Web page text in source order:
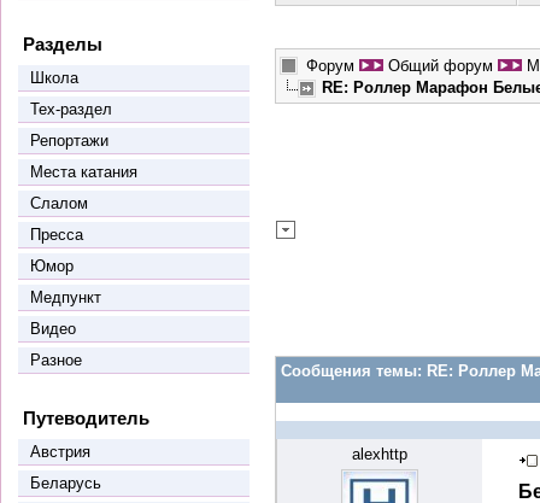
Разделы
Школа
Тех-раздел
Репортажи
Места катания
Слалом
Пресса
Юмор
Медпункт
Видео
Разное
Путеводитель
Австрия
Беларусь
Форум Общий форум
RE: Роллер Марафон
Сообщения темы: RE: Роллер
alexhttp